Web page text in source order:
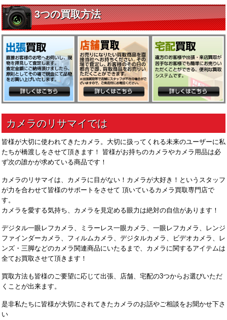
皆様が大切に使われてきたカメラ。大切に扱ってくれる未来のユーザーに私
たちが橋渡しをさせて頂きます！ 皆様がお持ちのカメラやカメラ用品は必
ず次の誰かが求めている商品です！
カメラのリサマイは、カメラに目がない！カメラが大好き！というスタッフ
が力を合わせて皆様のサポートをさせて 頂いているカメラ買取専門店で
す。
カメラを愛する気持ち、カメラを見定める眼力は絶対の自信があります！
デジタル一眼レフカメラ、ミラーレス一眼カメラ、一眼レフカメラ、レンジ
ファインダーカメラ、フィルムカメラ、デジタルカメラ、ビデオカメラ、レ
ンズ・三脚などのカメラ関連商品にいたるまで、カメラに関するアイテムは
全てお買取させて頂きます！
買取方法も皆様のご要望に応じて出張、店舗、宅配の3つからお選びいただ
くことが出来ます。
是非私たちに皆様が大切にされてきたカメラのお話やご相談をお聞かせ下さ
い